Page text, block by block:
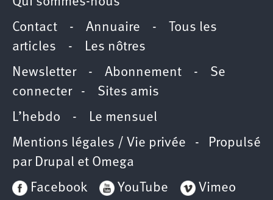
Contact - Annuaire -
Tous les
articles - Les nôtres
Newsletter- Abonnement - Se
connecter- Sites amis
L’hebdo - Le mensuel
Mentions légales / Vie privée - Propulsé
par Drupal et Omega
Facebook
YouTube Vimeo